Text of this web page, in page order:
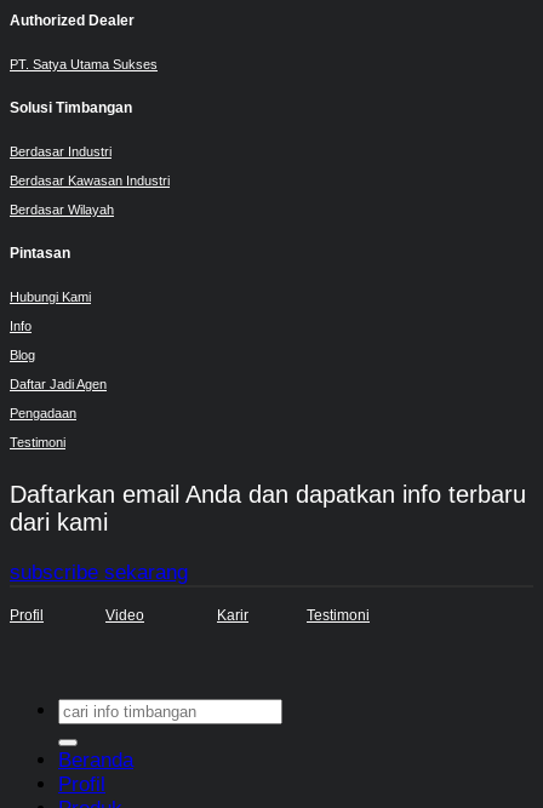
Authorized Dealer
PT. Satya Utama Sukses
Solusi Timbangan
Berdasar Industri
Berdasar Kawasan Industri
Berdasar Wilayah
Pintasan
Hubungi Kami
Info
Blog
Daftar Jadi Agen
Pengadaan
Testimoni
Daftarkan email Anda dan dapatkan info terbaru
dari kami
subscribe sekarang
Profil Video Karir Testimoni
Search
Beranda
Profil